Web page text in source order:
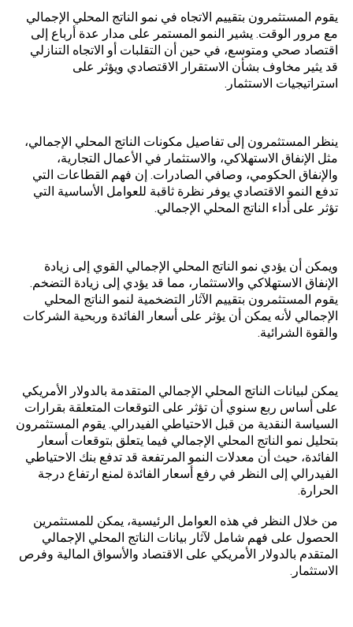
يقوم المستثمرون بتقييم الاتجاه في نمو الناتج المحلي الإجمالي
مع مرور الوقت. يشير النمو المستمر على مدار عدة أرباع إلى
اقتصاد صحي ومتوسع، في حين أن التقلبات أو الاتجاه التنازلي
قد يثير مخاوف بشأن الاستقرار الاقتصادي ويؤثر على
استراتيجيات الاستثمار.
ينظر المستثمرون إلى تفاصيل مكونات الناتج المحلي الإجمالي،
مثل الإنفاق الاستهلاكي، والاستثمار في الأعمال التجارية،
والإنفاق الحكومي، وصافي الصادرات. إن فهم القطاعات التي
تدفع النمو الاقتصادي يوفر نظرة ثاقبة للعوامل الأساسية التي
تؤثر على أداء الناتج المحلي الإجمالي.
ويمكن أن يؤدي نمو الناتج المحلي الإجمالي القوي إلى زيادة
الإنفاق الاستهلاكي والاستثمار، مما قد يؤدي إلى زيادة التضخم.
يقوم المستثمرون بتقييم الآثار التضخمية لنمو الناتج المحلي
الإجمالي لأنه يمكن أن يؤثر على أسعار الفائدة وربحية الشركات
والقوة الشرائية.
يمكن لبيانات الناتج المحلي الإجمالي المتقدمة بالدولار الأمريكي
على أساس ربع سنوي أن تؤثر على التوقعات المتعلقة بقرارات
السياسة النقدية من قبل الاحتياطي الفيدرالي. يقوم المستثمرون
بتحليل نمو الناتج المحلي الإجمالي فيما يتعلق بتوقعات أسعار
الفائدة، حيث أن معدلات النمو المرتفعة قد تدفع بنك الاحتياطي
الفيدرالي إلى النظر في رفع أسعار الفائدة لمنع ارتفاع درجة
الحرارة.
من خلال النظر في هذه العوامل الرئيسية، يمكن للمستثمرين
الحصول على فهم شامل لآثار بيانات الناتج المحلي الإجمالي
المتقدم بالدولار الأمريكي على الاقتصاد والأسواق المالية وفرص
الاستثمار.